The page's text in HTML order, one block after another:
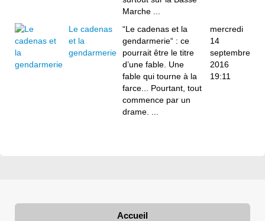
Marche ...
Le cadenas
et la
gendarmerie
“Le cadenas et la
gendarmerie“ : ce
pourrait être le titre
d’une fable. Une
fable qui tourne à la
farce... Pourtant, tout
commence par un
drame. ...
mercredi
14
septembre
2016
19:11
Accueil